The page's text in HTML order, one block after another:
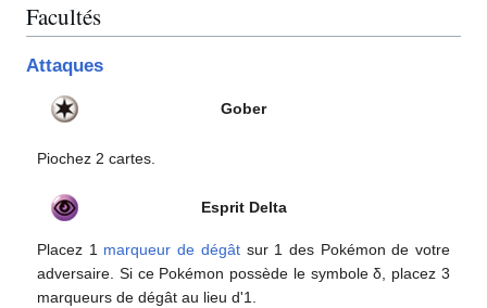
Facultés
Attaques
Gober
Piochez 2 cartes.
Esprit Delta
Placez 1 marqueur de dégâtsur 1 des Pokémon de votre
adversaire. Si ce Pokémon possède le symbole δ, placez 3
marqueurs de dégât au lieu d'1.